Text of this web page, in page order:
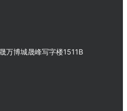
万博城晟峰写字楼1511B